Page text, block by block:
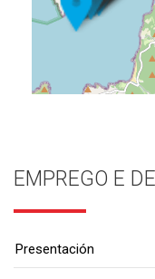
EMPREGO E
Presentación